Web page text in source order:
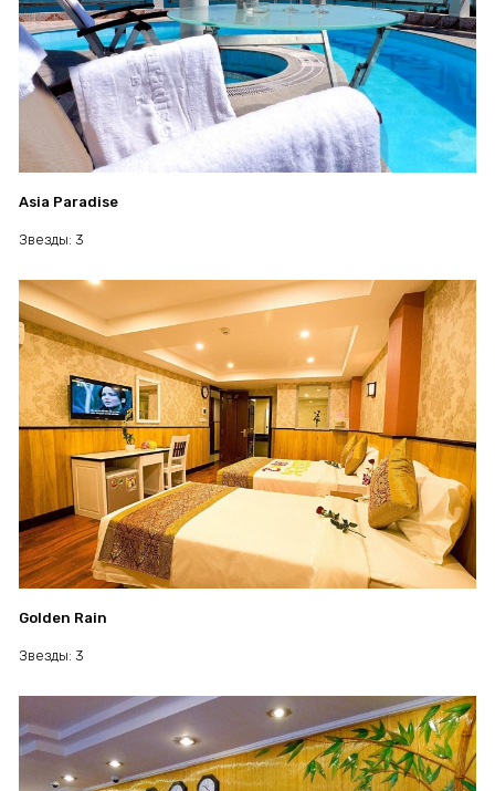
Asia Paradise
Звезды: 3
Golden Rain
Звезды: 3